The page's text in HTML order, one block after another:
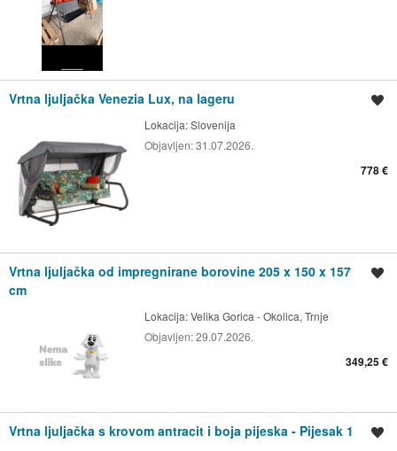
Vrtna ljuljačka Venezia Lux, na lageru
Lokacija:Slovenija
Objavljen:31.07.2026.
778 €
Vrtna ljuljačka od impregnirane borovine 205 x 150 x 157
cm
Lokacija:Velika Gorica - Okolica, Trnje
Objavljen:29.07.2026.
349,25 €
Vrtna ljuljačka s krovom antracit i boja pijeska - Pijesak 1